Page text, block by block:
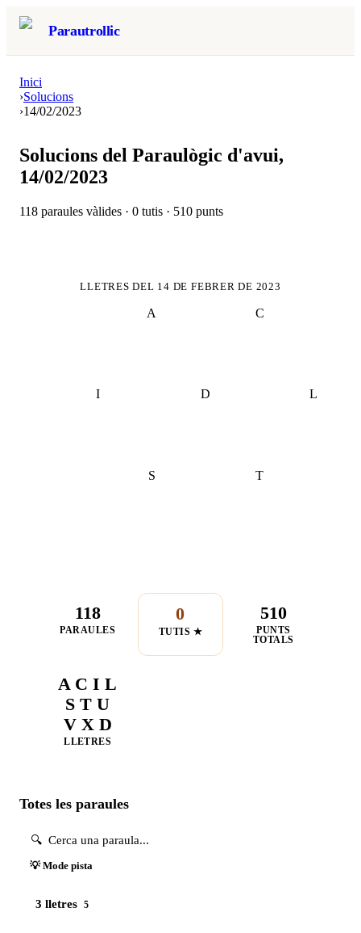
Parautrollic
Inici
›Solucions
›14/02/2023
Solucions del Paraulògic d'avui,
14/02/2023
118 paraules vàlides · 0 tutis · 510 punts
LLETRES DEL 14 DE FEBRER DE 2023
D
A C
I L
S T
118
PARAULES
0
TUTIS ★
510
PUNTS
TOTALS
A C I L
S T U
V X D
LLETRES
Totes les paraules
💡 Mode pista
3 lletres 5